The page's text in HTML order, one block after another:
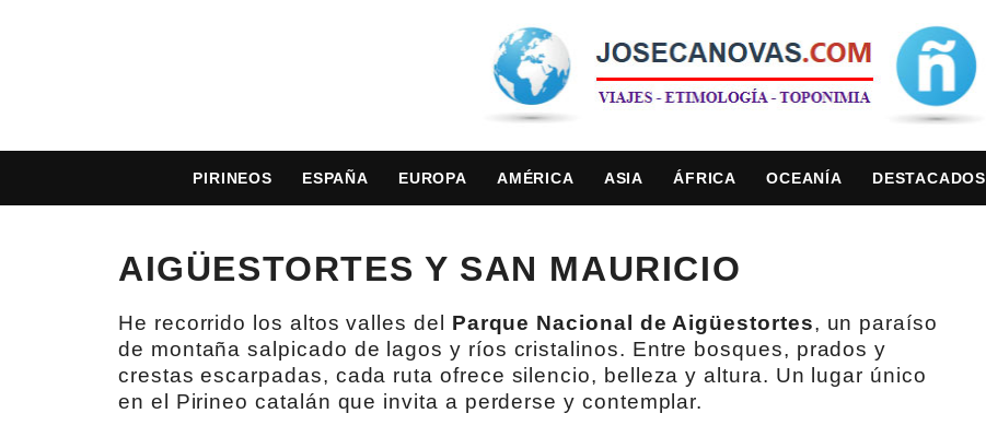
PIRINEOS ESPAÑA EUROPA AMÉRICA ASIA ÁFRICA OCEANÍA DESTACADOS
AIGÜESTORTES Y SAN MAURICIO
He recorrido los altos valles del Parque Nacional de Aigüestortes, un paraíso
de montaña salpicado de lagos y ríos cristalinos. Entre bosques, prados y
crestas escarpadas, cada ruta ofrece silencio, belleza y altura. Un lugar único
en el Pirineo catalán que invita a perderse y contemplar.